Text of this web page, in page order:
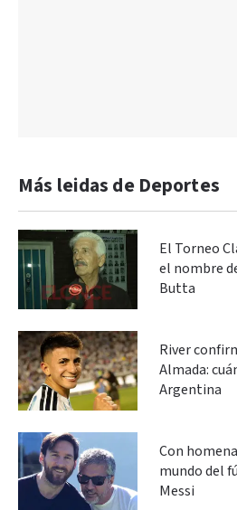
Más leidas de Deportes
El Torneo
el nombre
Butta
River
Almada:
Argentina
Con
mundo del
Messi